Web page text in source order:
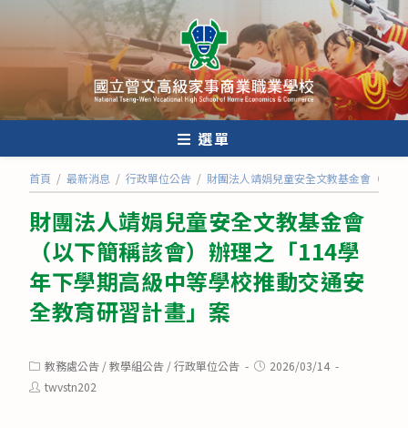
內
選單
首頁 / 最新消息 / 行政單位公告 / 財團法人靖娟兒童安全文教基金會（以
財團法人靖娟兒童安全文教基金會
（以下簡稱該會）辦理之「114學
年下學期高級中等學校推動交通安
全教育研習計畫」案
Post
category:
教務處公告 /教學組公告 /行政單位公告
Post2026/03/14
Posttwvstn202